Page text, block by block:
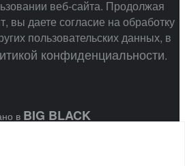
веб-сайта. Продолжая
вы даете согласие на обработку
пользовательских данных, в
конфиденциальности.
в BIG BLACK